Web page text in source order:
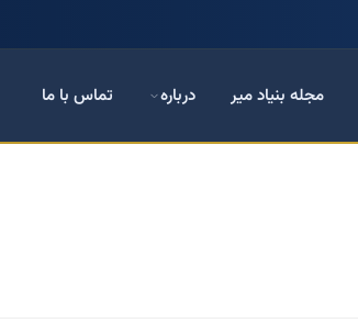
مجله بنیاد میر درباره تماس با ما